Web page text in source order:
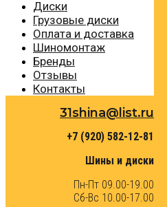
Диски
Грузовые диски
Оплата и доставка
Шиномонтаж
Бренды
Отзывы
Контакты
31shina@list.ru
+7 (920) 582-12-81
Шины и диски
Пн-Пт 09.00-19.00
Сб-Вс 10.00-17.00